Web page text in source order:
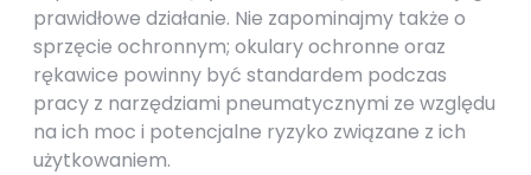
prawidłowe działanie. Nie zapominajmy także o
sprzęcie ochronnym; okulary ochronne oraz
rękawice powinny być standardem podczas
pracy z narzędziami pneumatycznymi ze względu
na ich moc i potencjalne ryzyko związane z ich
użytkowaniem.